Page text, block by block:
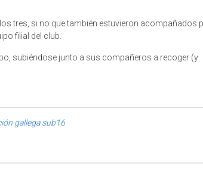
tres, si no que también estuvieron acompañados
filial del club.
subiéndose junto a sus compañeros a recoger (y
gallega sub16